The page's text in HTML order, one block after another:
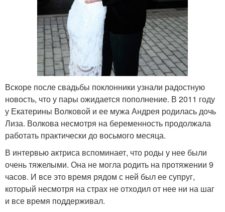
Вскоре после свадьбы поклонники узнали радостную
новость, что у пары ожидается пополнение. В 2011 году
у Екатерины Волковой и ее мужа Андрея родилась дочь
Лиза. Волкова несмотря на беременность продолжала
работать практически до восьмого месяца.
В интервью актриса вспоминает, что роды у нее были
очень тяжелыми. Она не могла родить на протяжении 9
часов. И все это время рядом с ней был ее супруг,
который несмотря на страх не отходил от нее ни на шаг
и все время поддерживал.